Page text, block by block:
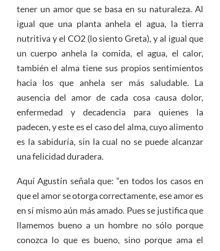
tener un amor que se basa en su naturaleza. Al
igual que una planta anhela el agua, la tierra
nutritiva y el CO2 (lo siento Greta), y al igual que
un cuerpo anhela la comida, el agua, el calor,
también el alma tiene sus propios sentimientos
hacia los que anhela ser más saludable. La
ausencia del amor de cada cosa causa dolor,
enfermedad y decadencia para quienes la
padecen, y este es el caso del alma, cuyo alimento
es la sabiduría, sin la cual no se puede alcanzar
una felicidad duradera.
Aquí Agustín señala que: “en todos los casos en
que el amor se otorga correctamente, ese amor es
en sí mismo aún más amado. Pues se justifica que
llamemos bueno a un hombre no sólo porque
conozca lo que es bueno, sino porque ama el